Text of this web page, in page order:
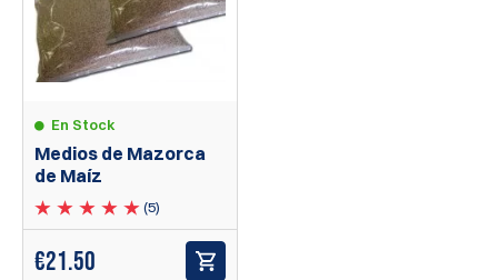
En Stock
Medios de Mazorca
de Maíz
(5)
€21.50